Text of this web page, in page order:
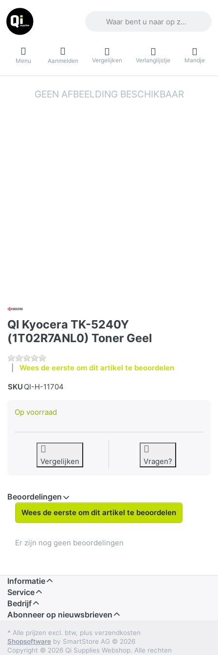
Menu Aanmelden Vergelijken Verlanglijstje Mandje
QI Kyocera TK-5240Y
(1T02R7ANL0) Toner Geel
Wees de eerste om dit artikel te beoordelen
SKU QI-H-11704
Op voorraad
Vergelijken Vragen?
Beoordelingen
Wees de eerste om dit artikel te beoordelen
Er zijn nog geen beoordelingen
Informatie
Service
Bedrijf
Abonneer op nieuwsbrieven
* Alle prijzen excl. btw, plus verzendkosten
Shopsoftware by SmartStore AG © 2026
Copyright © 2026 Qi Supplies Webshop. Alle rechten